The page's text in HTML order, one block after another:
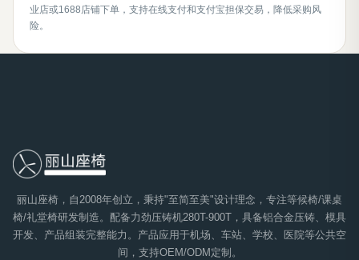
业店或1688店铺下单，支持在线支付和支付宝担保交易，降低采购风
险。
丽山座椅，自2008年创立，秉持"至简至美"设计理念，专注等候椅/课桌
椅/礼堂椅研发制造。配备力劲压铸机280T-900T，具备铝合金压铸、模具
开发、产品组装完整能力。产品应用于机场、车站、学校、医院等公共空
间，支持OEM/ODM定制。